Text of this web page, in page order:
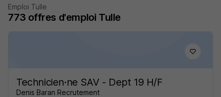
Emploi Tulle
773 offres d'emploi Tulle
Technicien·ne SAV - Dept 19 H/F
Denis Baran Recrutement